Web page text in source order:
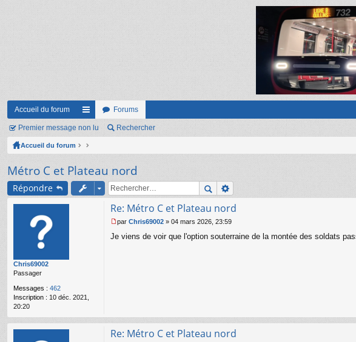
Accueil du forum
ac
co
ci
s
Forums
Premier message non lu Rechercher
Accueil du forum
Métro C et Plateau nord
Répondre
Chris69002
Passager
Messages : 462
Inscription : 10 déc. 2021,
20:20
Re: Métro C et Plateau nord
e
l
par Chris69002 » 04 mars 2026, 23:59
Je viens de voir que l'option souterraine de la montée des soldats
Re: Métro C et Plateau nord